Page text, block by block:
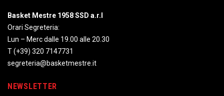
Basket Mestre 1958 SSD a.r.l
Orari Segreteria:
Lun – Merc dalle 19.00 alle 20.30
T(+39) 320 7147731
segreteria@basketmestre.it
NEWSLETTER